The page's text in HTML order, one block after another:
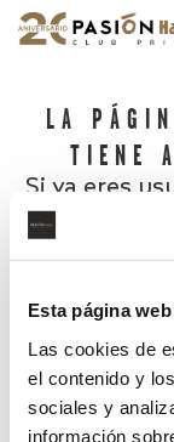
Esta página
Las cookies de
el contenido y
sociales y
información
LA
TIENE
Si ya eres